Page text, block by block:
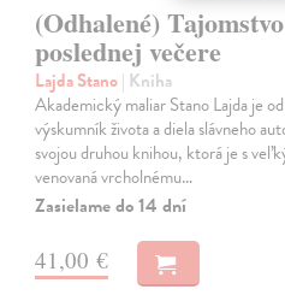
(Odhalené)
poslednej večere
Lajda Stano| Kniha
Akademický maliar Stano Lajda je
výskumník života a diela slávneho
svojou druhou knihou, ktorá je s
venovaná vrcholnému…
Zasielame do 14 dní
41,00 €